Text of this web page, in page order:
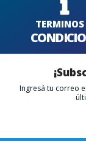
Ingresá tu correo